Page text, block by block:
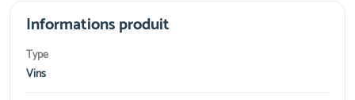
Informations produit
Type
Vins